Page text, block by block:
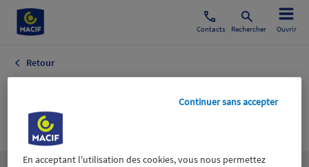
Contacts Rechercher Ouvrir
Retour
Economie Sociale
En acceptant l'utilisation des cookies, vous nous permettez
Continuer sans accepter